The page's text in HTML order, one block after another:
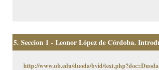
5. Seccion 1 - Leonor López de Córdoba.
http://www.ub.edu/duoda/bvid/